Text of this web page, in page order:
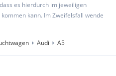
öffnend und schließend
es hierdurch im jeweiligen
kann. Im Zweifelsfall wende
Audi A5